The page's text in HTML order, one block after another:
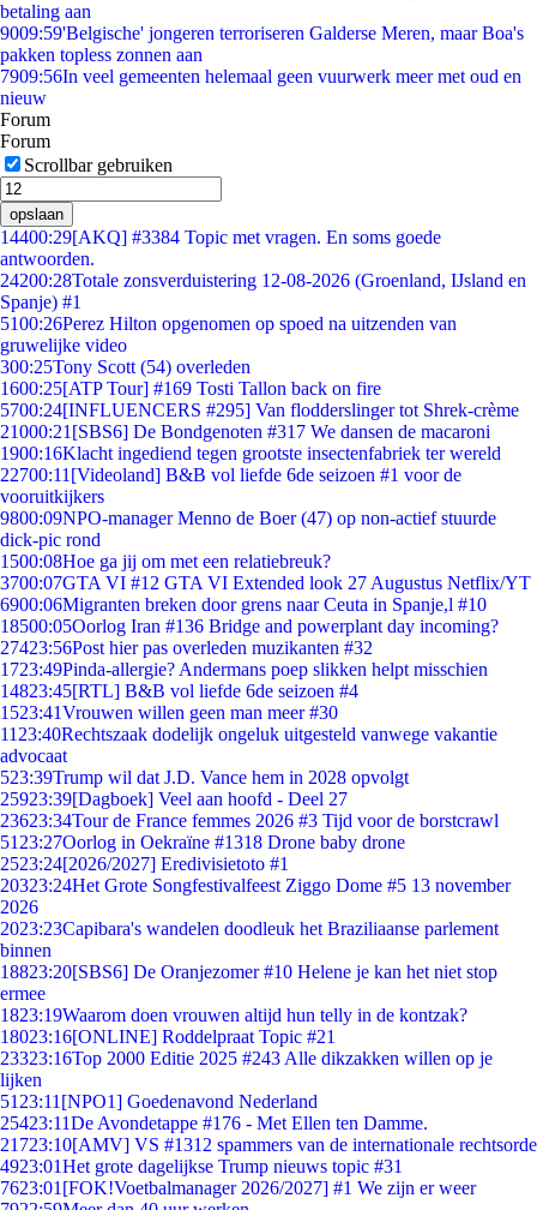
betaling aan
9009:59'Belgische' jongeren terroriseren Galderse Meren, maar Boa's
pakken topless zonnen aan
7909:56In veel gemeenten helemaal geen vuurwerk meer met oud en
nieuw
Forum
Forum
Scrollbar gebruiken
opslaan
14400:29[AKQ] #3384 Topic met vragen. En soms goede
antwoorden.
24200:28Totale zonsverduistering 12-08-2026 (Groenland, IJsland en
Spanje) #1
5100:26Perez Hilton opgenomen op spoed na uitzenden van
gruwelijke video
300:25Tony Scott (54) overleden
1600:25[ATP Tour] #169 Tosti Tallon back on fire
5700:24[INFLUENCERS #295] Van flodderslinger tot Shrek-crème
21000:21 [SBS6] De Bondgenoten #317 We dansen de macaroni
1900:16Klacht ingediend tegen grootste insectenfabriek ter wereld
22700:11 [Videoland] B&B vol liefde 6de seizoen #1 voor de
vooruitkijkers
9800:09NPO-manager Menno de Boer (47) op non-actief stuurde
dick-pic rond
1500:08Hoe ga jij om met een relatiebreuk?
3700:07GTA VI #12 GTA VI Extended look 27 Augustus Netflix/YT
6900:06Migranten breken door grens naar Ceuta in Spanje,l #10
18500:05Oorlog Iran #136 Bridge and powerplant day incoming?
27423:56Post hier pas overleden muzikanten #32
1723:49Pinda-allergie? Andermans poep slikken helpt misschien
14823:45[RTL] B&B vol liefde 6de seizoen #4
1523:41Vrouwen willen geen man meer #30
11 23:40Rechtszaak dodelijk ongeluk uitgesteld vanwege vakantie
advocaat
523:39Trump wil dat J.D. Vance hem in 2028 opvolgt
25923:39[Dagboek] Veel aan hoofd - Deel 27
23623:34Tour de France femmes 2026 #3 Tijd voor de borstcrawl
51 23:27Oorlog in Oekraïne #1318 Drone baby drone
2523:24[2026/2027] Eredivisietoto #1
20323:24Het Grote Songfestivalfeest Ziggo Dome #5 13 november
2026
2023:23Capibara's wandelen doodleuk het Braziliaanse parlement
binnen
18823:20[SBS6] De Oranjezomer #10 Helene je kan het niet stop
ermee
1823:19Waarom doen vrouwen altijd hun telly in de kontzak?
18023:16[ONLINE] Roddelpraat Topic #21
23323:16Top 2000 Editie 2025 #243 Alle dikzakken willen op je
lijken
51 23:11 [NPO1] Goedenavond Nederland
25423:11De Avondetappe #176 - Met Ellen ten Damme.
21723:10[AMV] VS #1312 spammers van de internationale rechtsorde
4923:01Het grote dagelijkse Trump nieuws topic #31
7623:01 [FOK!Voetbalmanager 2026/2027] #1 We zijn er weer